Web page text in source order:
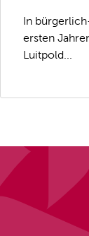
In
ersten
Luitpold...